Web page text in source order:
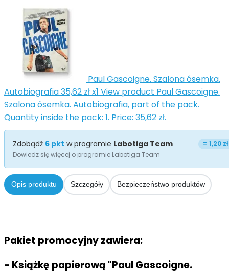
Paul Gascoigne. Szalona ósemka.
Autobiografia35,62 złx1 View product Paul Gascoigne.
Szalona ósemka. Autobiografia, part of the pack.
Quantity inside the pack: 1. Price: 35,62 zł.
Zdobądź 6 pkt w programie Labotiga Team =1,20 zł
Dowiedz się więcej o programie Labotiga Team
Opis produktu Szczegóły Bezpieczeństwo produktów
Pakiet promocyjny zawiera:
- Książkę papierową "Paul Gascoigne.